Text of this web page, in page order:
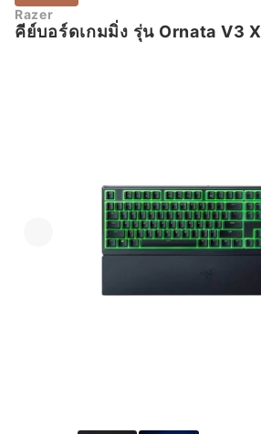
Razer
คีย์บอร์ดเกมมิ่ง รุ่น Ornata V3 X